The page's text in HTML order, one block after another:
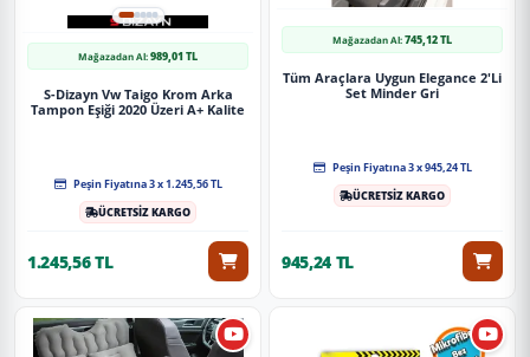
Mağazadan Al:989,01 TL
S-Dizayn Vw Taigo Krom Arka
Tampon Eşiği 2020 Üzeri A+ Kalite
Peşin Fiyatına 3 x 1.245,56 TL
ÜCRETSİZ KARGO
1.245,56 TL
Mağazadan Al:745,12 TL
Tüm Araçlara Uygun Elegance 2'Li
Set Minder Gri
Peşin Fiyatına 3 x 945,24 TL
ÜCRETSİZ KARGO
945,24 TL